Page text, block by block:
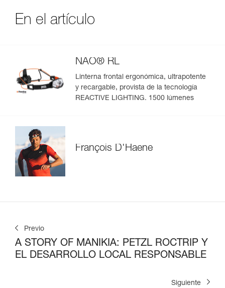
En el artículo
NAO® RL
Linterna frontal ergonómica, ultrapotente
y recargable, provista de la tecnología
REACTIVE LIGHTING. 1500 lúmenes
François D'Haene
Previo
A STORY OF MANIKIA: PETZL ROCTRIP Y
EL DESARROLLO LOCAL RESPONSABLE
Siguiente